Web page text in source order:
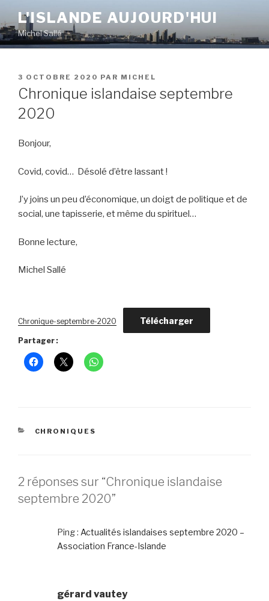
au
contenu
principal
L'ISLANDE AUJOURD'HUI
Michel Sallé
PUBLIÉ
LE
3 OCTOBRE 2020 PAR MICHEL
Chronique islandaise septembre
2020
Bonjour,
Covid, covid… Désolé d’être lassant !
J’y joins un peu d’économique, un doigt de politique et de
social, une tapisserie, et même du spirituel…
Bonne lecture,
Michel Sallé
Chronique-septembre-2020 Télécharger
Partager :
CATÉGORIES
CHRONIQUES
2 réponses sur “Chronique islandaise
septembre 2020”
Ping : Actualités islandaises septembre 2020 –
Association France-Islande
gérard vautey